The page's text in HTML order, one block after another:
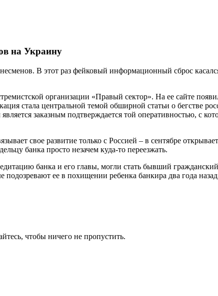
на Украину
В этот раз фейковый информационный сброс
организации «Правый сектор». На ее сайте
стала центральной темой обширной статьи о бегстве
заказным подтверждается той оперативностью, с
свое развитие только с Россией – в сентябре
банка просто незачем куда-то переезжать.
банка и его главы, могли стать бывший
ее в похищении ребенка банкира два года
чтобы ничего не пропустить.